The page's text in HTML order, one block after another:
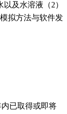
以及水溶液（2）
拟方法与软件发
已取得或即将